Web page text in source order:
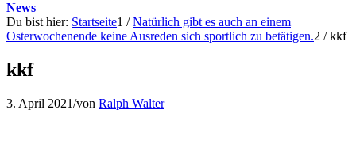
News
Du bist hier: Startseite1 / Natürlich gibt es auch an einem
Osterwochenende keine Ausreden sich sportlich zu betätigen.2 / kkf
kkf
3. April 2021/von Ralph Walter